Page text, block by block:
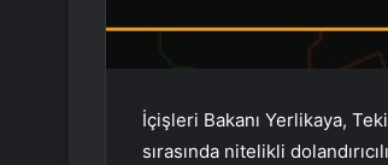
İçişleri Bakanı Yerlikaya,
sırasında nitelikli